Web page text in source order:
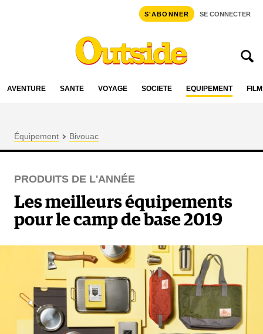
S'ABONNER SE CONNECTER
AVENTURE SANTÉ VOYAGE SOCIÉTÉ ÉQUIPEMENT
Équipement Bivouac
PRODUITS DE L'ANNÉE
Les meilleurs équipements
pour le camp de base 2019